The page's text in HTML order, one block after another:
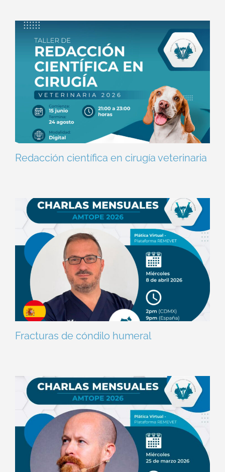
Redacción científica en cirugía veterinaria
Fracturas de cóndilo humeral